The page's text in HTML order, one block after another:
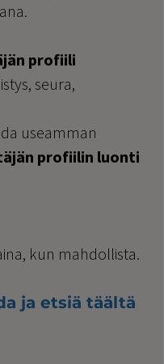
profiili
seura,
useamman
profiilin luonti
kun mahdollista.
ja etsiä täältä